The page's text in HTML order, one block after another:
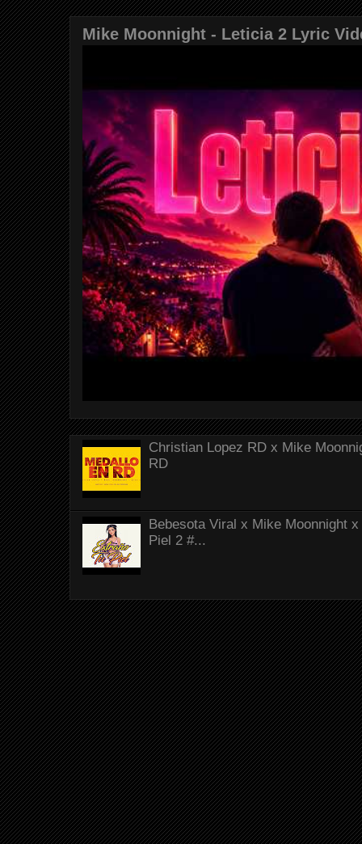
Mike Moonnight - Leticia 2 Lyric
Christian Lopez RD x Mike
RD
Bebesota Viral x Mike Moonnight
Piel 2 #...